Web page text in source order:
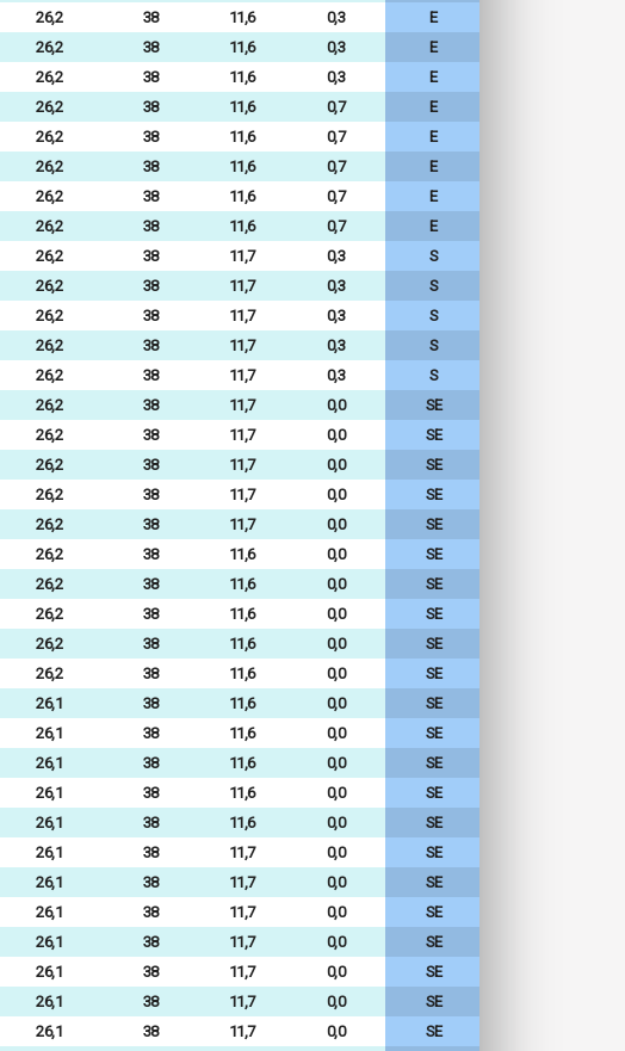
26,2 38 11,6 0,3
E
26,2 38 11,6 0,3
E
26,2 38 11,6 0,3
E
26,2 38 11,6 0,7
E
26,2 38 11,6 0,7
E
26,2 38 11,6 0,7
E
26,2 38 11,6 0,7
E
26,2 38 11,6 0,7
E
26,2 38 11,7 0,3
S
26,2 38 11,7 0,3
S
26,2 38 11,7 0,3
S
26,2 38 11,7 0,3
S
26,2 38 11,7 0,3
S
26,2 38 11,7 0,0
SE
26,2 38 11,7 0,0
SE
26,2 38 11,7 0,0
SE
26,2 38 11,7 0,0
SE
26,2 38 11,7 0,0
SE
26,2 38 11,6 0,0
SE
26,2 38 11,6 0,0
SE
26,2 38 11,6 0,0
SE
26,2 38 11,6 0,0
SE
26,2 38 11,6 0,0
SE
26,1 38 11,6 0,0
SE
26,1 38 11,6 0,0
SE
26,1 38 11,6 0,0
SE
26,1 38 11,6 0,0
SE
26,1 38 11,6 0,0
SE
26,1 38 11,7 0,0
SE
26,1 38 11,7 0,0
SE
26,1 38 11,7 0,0
SE
26,1 38 11,7 0,0
SE
26,1 38 11,7 0,0
SE
26,1 38 11,7 0,0
SE
26,1 38 11,7 0,0
SE